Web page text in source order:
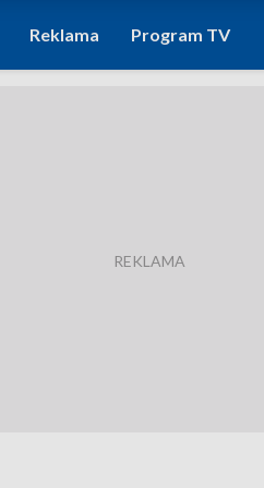
Reklama Program TV